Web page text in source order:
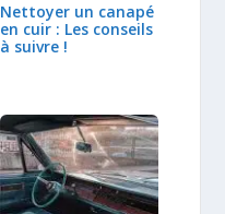
Nettoyer un canapé
en cuir : Les conseils
à suivre !